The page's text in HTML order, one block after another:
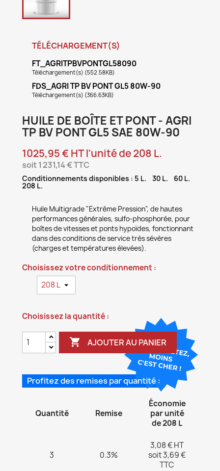
TÉLÉCHARGEMENT(S)
FT_AGRITPBVPONTGL58090
Téléchargement(s) (552.58KB)
FDS_AGRI TP BV PONT GL5 80W-90
Téléchargement(s) (366.63KB)
HUILE DE BOÎTE ET PONT - AGRI
TP BV PONT GL5 SAE 80W-90
1025,95 € HT l'unité de 208 L.
soit 1 231,14 € TTC
Conditionnements disponibles : 5 L. 30 L. 60 L.
208 L.
Huile Multigrade "Extrême Pression", de hautes
performances générales, sulfo-phosphorée, pour
boîtes de vitesses et ponts hypoïdes, fonctionnant
dans des conditions de service très sévères
(charges et températures élevées).
Choisissez votre conditionnement :
Choisissez la quantité :
 AJOUTER AU PANIER
Profitez des remises par quantité :
Quantité Remise
Économie
par unité
de 208 L
3 0.3%
3,08 € HT
soit 3,69 €
TTC